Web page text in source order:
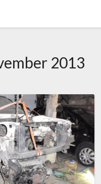
2013